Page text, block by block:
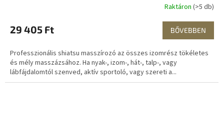
Raktáron (>5 db)
29 405 Ft BŐVEBBEN
Professzionális shiatsu masszírozó az összes izomrész tökéletes
és mély masszázsához. Ha nyak-, izom-, hát-, talp-, vagy
lábfájdalomtól szenved, aktív sportoló, vagy szereti a...